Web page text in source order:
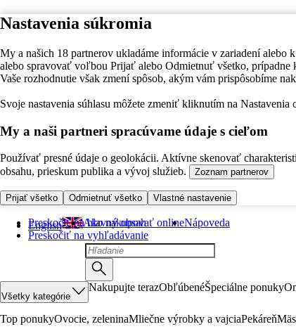
Nastavenia súkromia
My a našich 18 partnerov ukladáme informácie v zariadení
alebo spravovať voľbou Prijať alebo Odmietnuť všetko,
Vaše rozhodnutie však zmení spôsob, akým vám prispôsobíme
Svoje nastavenia súhlasu môžete zmeniť kliknutím na Nastavenia
My a naši partneri spracúvame údaje s cieľom
Používať presné údaje o geolokácii. Aktívne skenovať
obsahu, prieskum publika a vývoj služieb.
Zoznam partnerov
Prijať všetko Odmietnuť všetko Vlastné nastavenie
Preskočiť na hlavný obsah
Preskočiť na vyhľadávanie
English Ako nakupovať onlineNápoveda
Všetky kategórie
Nakupujte terazObľúbenéŠpeciálne ponuky
Top ponukyOvocie, zeleninaMliečne výrobky a vajciaPekáreň